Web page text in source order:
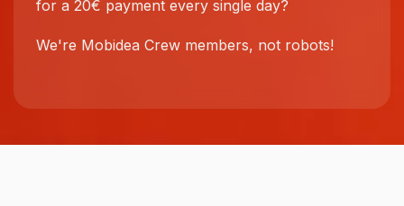
for a 20€ payment every single day?
We're Mobidea Crew members, not robots!